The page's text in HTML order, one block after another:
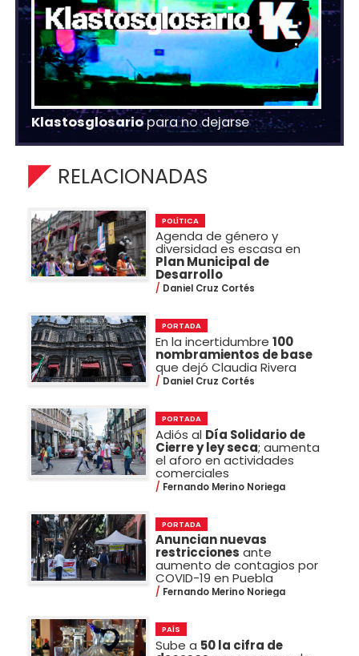
Klastosglosariopara no dejarse
RELACIONADAS
POLÍTICA
Agenda de género y
diversidad es escasa en
Plan Municipal de
Desarrollo
Daniel Cruz Cortés
PORTADA
En la incertidumbre100
nombramientos de base
que dejó Claudia Rivera
Daniel Cruz Cortés
PORTADA
Adiós al Día Solidario de
Cierre y ley seca; aumenta
el aforo en actividades
comerciales
Fernando Merino Noriega
PORTADA
Anuncian nuevas
restricciones ante
aumento de contagios por
COVID-19 en Puebla
Fernando Merino Noriega
PAÍS
Sube a 50 la cifra de